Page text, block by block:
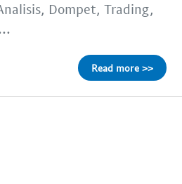
Dompet, Trading,
Read more >>